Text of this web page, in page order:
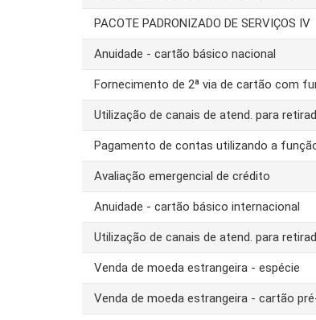
PACOTE PADRONIZADO DE SERVIÇOS IV
Anuidade - cartão básico nacional
Fornecimento de 2ª via de cartão com
Utilização de canais de atend. para
Pagamento de contas utilizando a
Avaliação emergencial de crédito
Anuidade - cartão básico internacional
Utilização de canais de atend. para
Venda de moeda estrangeira - espécie
Venda de moeda estrangeira - cartão